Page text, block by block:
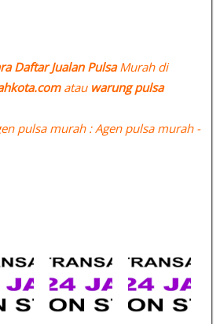
Daftar Jualan PulsaMurah di
atau warung pulsa
pulsa murah : Agen pulsa murah -